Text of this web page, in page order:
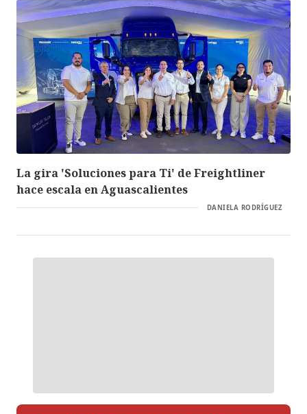
La gira 'Soluciones para Ti' de Freightliner
hace escala en Aguascalientes
DANIELA RODRÍGUEZ